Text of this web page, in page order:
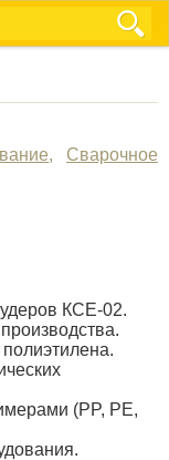
, Сварочное
КСЕ-02.
(PP, PE,